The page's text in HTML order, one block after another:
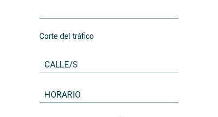
Corte del tráfico